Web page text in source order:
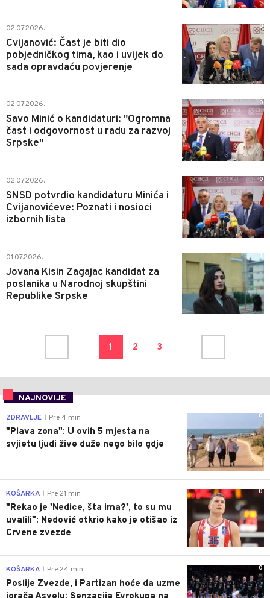
02.07.2026.
Cvijanović: Čast je biti dio
pobjedničkog tima, kao i uvijek do
sada opravdaću povjerenje
0
02.07.2026.
Savo Minić o kandidaturi: "Ogromna
čast i odgovornost u radu za razvoj
Srpske"
0
02.07.2026.
SNSD potvrdio kandidaturu Minića i
Cvijanovićeve: Poznati i nosioci
izbornih lista
0
01.07.2026.
Jovana Kisin Zagajac kandidat za
poslanika u Narodnoj skupštini
Republike Srpske
1
1 2 3
NAJNOVIJE
0
ZDRAVLJE Pre 4 min
"Plava zona": U ovih 5 mjesta na
svjietu ljudi žive duže nego bilo gdje
0
KOŠARKA Pre 21 min
"Rekao je 'Nedice, šta ima?', to su mu
uvalili": Nedović otkrio kako je otišao iz
Crvene zvezde
0
KOŠARKA Pre 24 min
Poslije Zvezde, i Partizan hoće da uzme